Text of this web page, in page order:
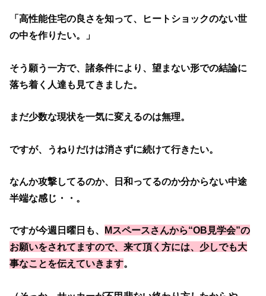
「高性能住宅の良さを知って、ヒートショックのない世
の中を作りたい。」
そう願う一方で、諸条件により、望まない形での結論に
落ち着く人達も見てきました。
まだ少数な現状を一気に変えるのは無理。
ですが、うねりだけは消さずに続けて行きたい。
なんか攻撃してるのか、日和ってるのか分からない中途
半端な感じ・・。
ですが今週日曜日も、 Mスペースさんから“OB見学会”の
お願いをされてますので、来て頂く方には、少しでも大
事なことを伝えていきます。